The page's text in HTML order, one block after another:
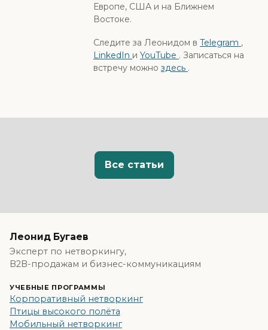
Европе, США и на Ближнем
Востоке.
Следите за Леонидом в Telegram ,
LinkedIn и YouTube . Записаться на
встречу можно здесь .
Все статьи
Леонид Бугаев
Эксперт по нетворкингу,
B2B-продажам и бизнес-коммуникациям
УЧЕБНЫЕ ПРОГРАММЫ
Корпоративный нетворкинг
Птицы высокого полёта
Мобильный нетворкинг